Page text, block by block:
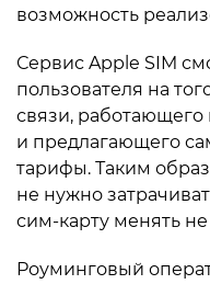
возможность
Сервис Apple SIM
пользователя на
связи, работающего
и предлагающего
тарифы. Таким
не нужно
сим-карту менять
Роуминговый